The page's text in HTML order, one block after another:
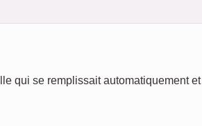
qui se remplissait automatiquement